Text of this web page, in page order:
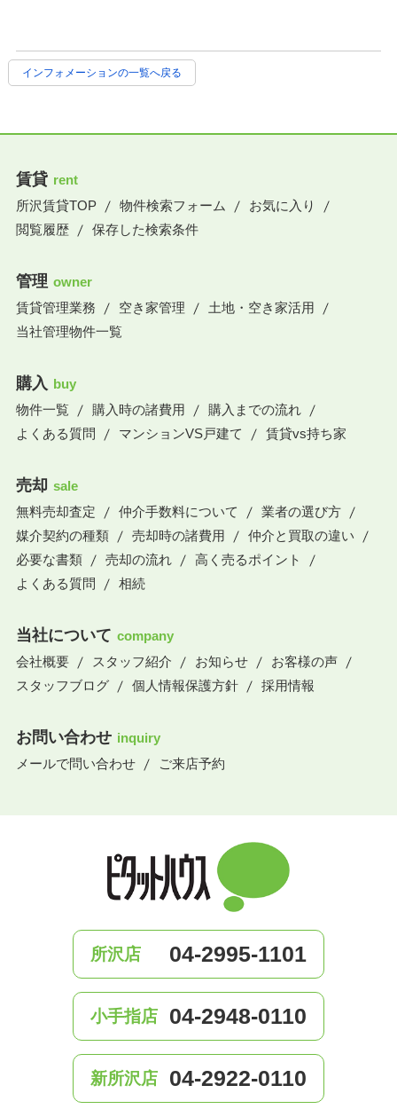
インフォメーションの一覧へ戻る
賃貸 rent
所沢賃貸TOP
物件検索フォーム
お気に入り
閲覧履歴
保存した検索条件
管理 owner
賃貸管理業務
空き家管理
土地・空き家活用
当社管理物件一覧
購入 buy
物件一覧
購入時の諸費用
購入までの流れ
よくある質問
マンションVS戸建て 賃貸vs持ち家
売却 sale
無料売却査定
仲介手数料について
業者の選び方
媒介契約の種類
売却時の諸費用
仲介と買取の違い
必要な書類
売却の流れ
高く売るポイント
よくある質問
相続
当社について company
会社概要
スタッフ紹介 お知らせ
お客様の声
スタッフブログ
個人情報保護方針 採用情報
お問い合わせ inquiry
メールで問い合わせ
ご来店予約
所沢店 04-2995-1101
小手指店 04-2948-0110
新所沢店 04-2922-0110